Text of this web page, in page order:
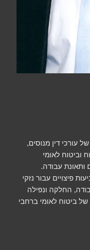
עורכי דין מנוסים,
וביטוח לאומי
ותאונת עבודה.
פיצויים עבור נזקי
החלקה ונפילה
של ביטוח לאומי ברחבי